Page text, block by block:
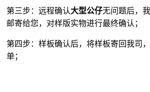
第三步：远程确认大型公仔无问题后，
邮寄给您，对样版实物进行最终确认；
第四步：样板确认后，将样板寄回我司
单；